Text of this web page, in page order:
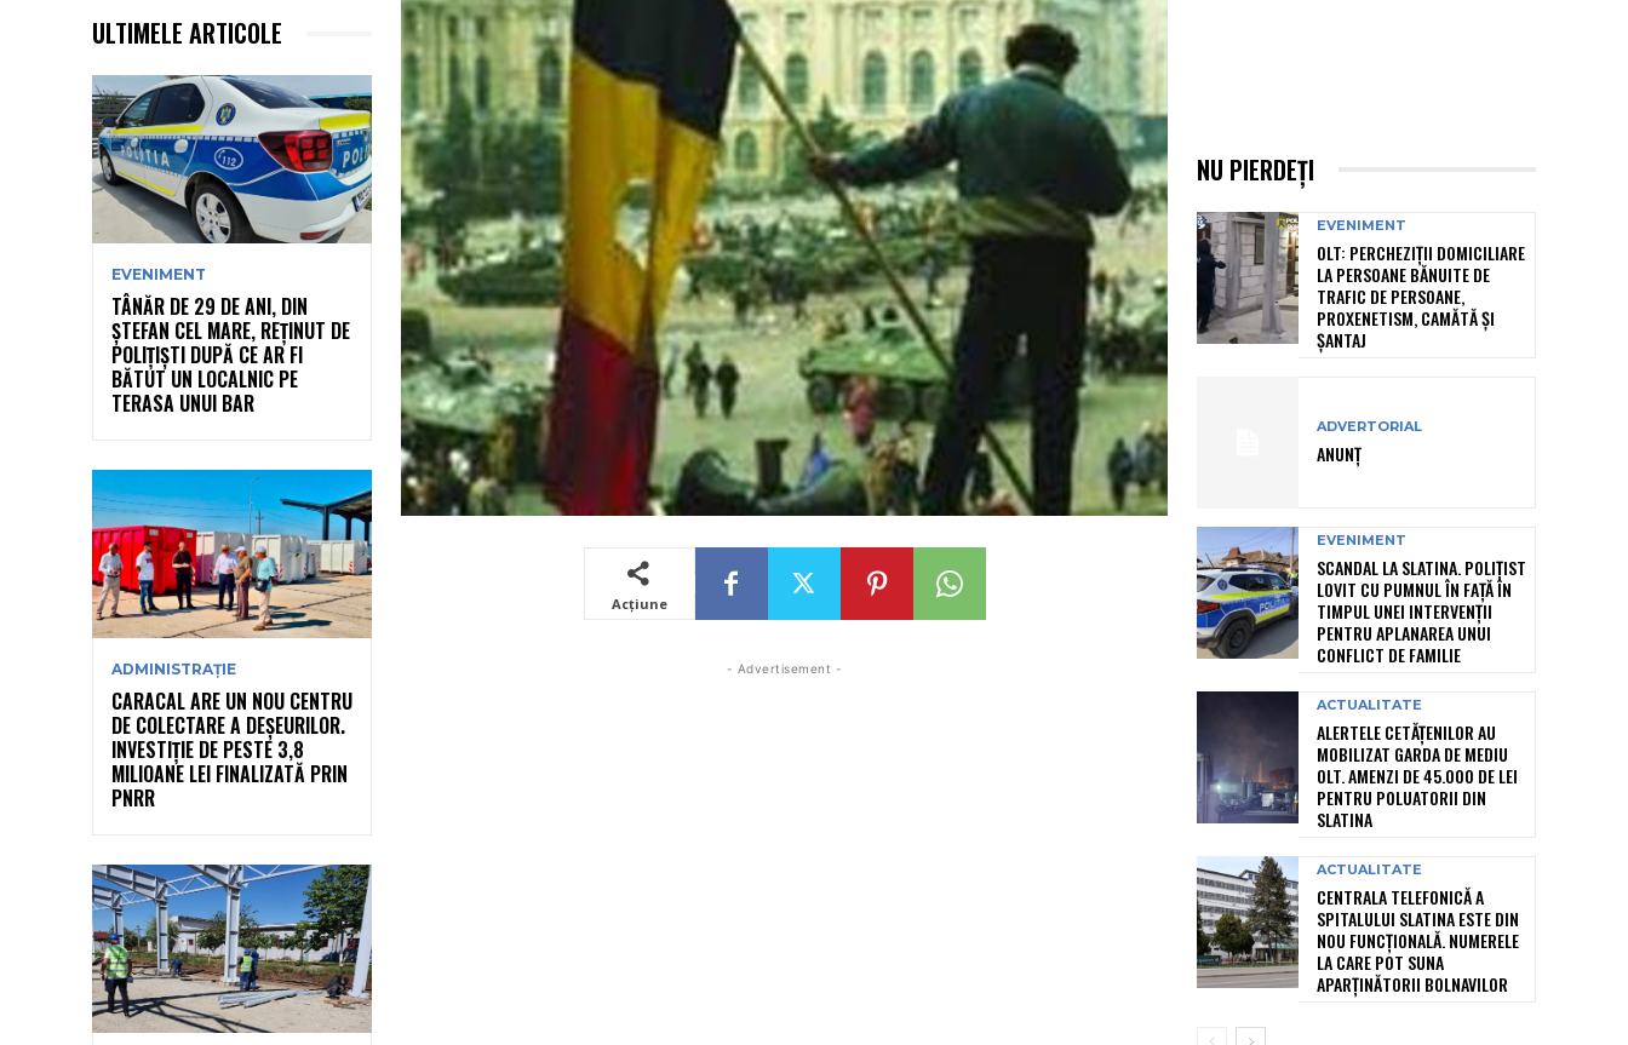
ULTIMELE ARTICOLE
EVENIMENT
TÂNĂR DE 29 DE ANI, DIN
ȘTEFAN CEL MARE, REȚINUT DE
POLIȚIȘTI DUPĂ CE AR FI
BĂTUT UN LOCALNIC PE
TERASA UNUI BAR
ADMINISTRAȚIE
CARACAL ARE UN NOU CENTRU
DE COLECTARE A DEȘEURILOR.
INVESTIȚIE DE PESTE 3,8
MILIOANE LEI FINALIZATĂ PRIN
PNRR
Acțiune
- Advertisement -
NU PIERDEȚI
EVENIMENT
OLT: PERCHEZIŢII DOMICILIARE
LA PERSOANE BĂNUITE DE
TRAFIC DE PERSOANE,
PROXENETISM, CAMĂTĂ ŞI
ŞANTAJ
ADVERTORIAL
ANUNȚ
EVENIMENT
SCANDAL LA SLATINA. POLIȚIST
LOVIT CU PUMNUL ÎN FAȚĂ ÎN
TIMPUL UNEI INTERVENȚII
PENTRU APLANAREA UNUI
CONFLICT DE FAMILIE
ACTUALITATE
ALERTELE CETĂȚENILOR AU
MOBILIZAT GARDA DE MEDIU
OLT. AMENZI DE 45.000 DE LEI
PENTRU POLUATORII DIN
SLATINA
ACTUALITATE
CENTRALA TELEFONICĂ A
SPITALULUI SLATINA ESTE DIN
NOU FUNCȚIONALĂ. NUMERELE
LA CARE POT SUNA
APARȚINĂTORII BOLNAVILOR